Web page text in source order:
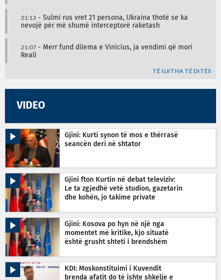
21:13 - Sulmi rus vret 21 persona, Ukraina thotë se ka
nevojë për më shumë interceptorë raketash
21:07 - Merr fund dilema e Vinicius, ja vendimi që mori
Reali
TË GJITHA TË DITËS
VIDEO
Gjini: Kurti synon të mos e thërrasë
seancën deri në shtator
Gjini fton Kurtin në debat televiziv:
Le ta zgjedhë vetë studion, gazetarin
dhe kohën, jo takime private
Gjini: Kosova po hyn në një nga
momentet më kritike, kjo situatë
është grusht shteti i brendshëm
KDI: Moskonstituimi i Kuvendit
brenda afatit do të ishte shkelje e